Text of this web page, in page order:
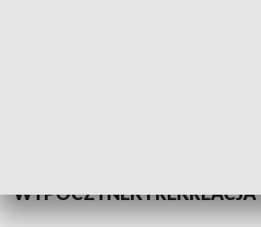
WYPOCZYNEK I REKREACJA